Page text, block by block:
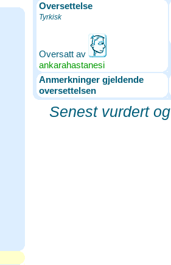
Oversettelse
Tyrkisk
Oversatt av
ankarahastanesi
Anmerkninger gjeldende
oversettelsen
Senest vurdert